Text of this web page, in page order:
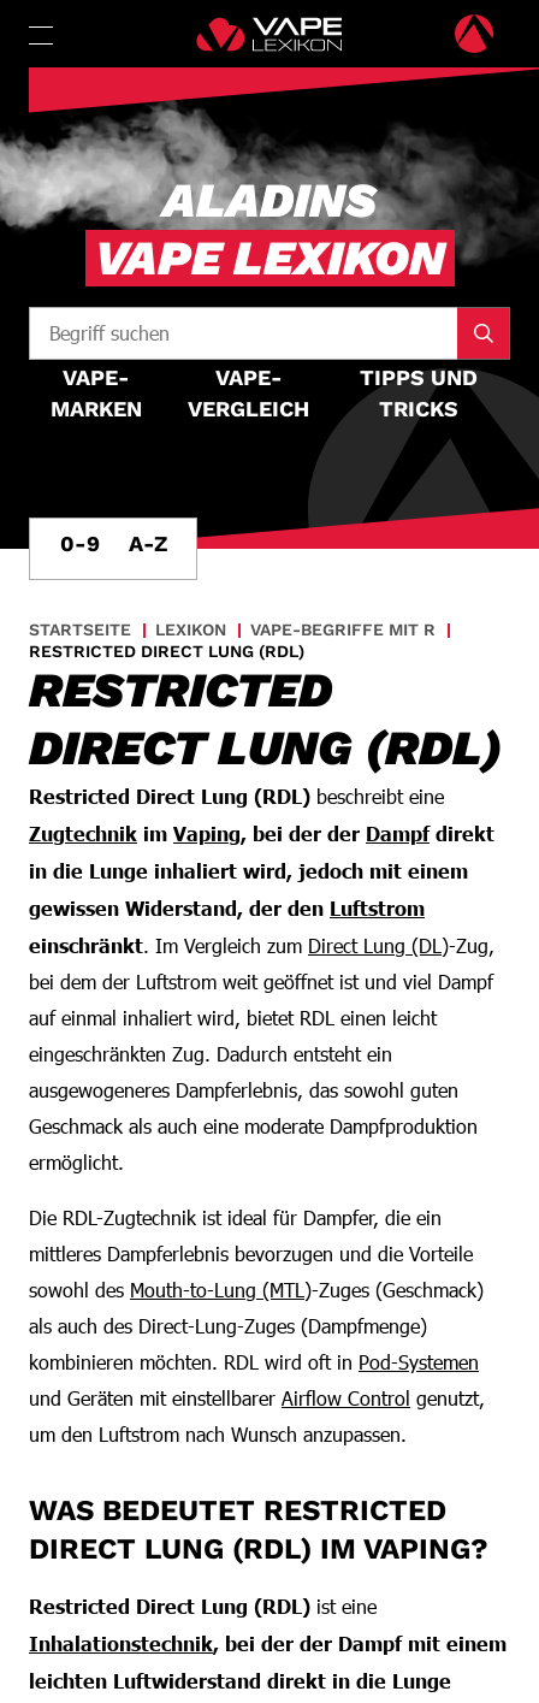
ALADINS
VAPE LEXIKON
VAPE-
MARKEN
VAPE-
VERGLEICH
TIPPS UND
TRICKS
0-9 A-Z
STARTSEITE LEXIKON
VAPE-BEGRIFFE MIT R
RESTRICTED DIRECT LUNG (RDL)
RESTRICTED
DIRECT LUNG (RDL)
Restricted Direct Lung (RDL) beschreibt eine
Zugtechnik im Vaping, bei der der Dampfdirekt
in die Lunge inhaliert wird, jedoch mit einem
gewissen Widerstand, der den Luftstrom
einschränkt. Im Vergleich zum Direct Lung (DL)-Zug,
bei dem der Luftstrom weit geöffnet ist und viel Dampf
auf einmal inhaliert wird, bietet RDL einen leicht
eingeschränkten Zug. Dadurch entsteht ein
ausgewogeneres Dampferlebnis, das sowohl guten
Geschmack als auch eine moderate Dampfproduktion
ermöglicht.
Die RDL-Zugtechnik ist ideal für Dampfer, die ein
mittleres Dampferlebnis bevorzugen und die Vorteile
sowohl des Mouth-to-Lung (MTL)-Zuges (Geschmack)
als auch des Direct-Lung-Zuges (Dampfmenge)
kombinieren möchten. RDL wird oft in Pod-Systemen
und Geräten mit einstellbarer Airflow Control genutzt,
um den Luftstrom nach Wunsch anzupassen.
WAS BEDEUTET RESTRICTED
DIRECT LUNG (RDL) IM VAPING?
Restricted Direct Lung (RDL) ist eine
Inhalationstechnik, bei der der Dampf mit einem
leichten Luftwiderstand direkt in die Lunge